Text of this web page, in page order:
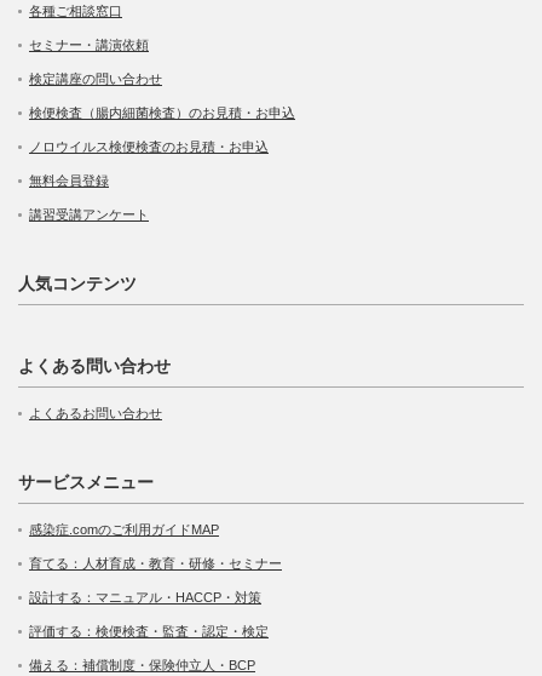
各種ご相談窓口
セミナー・講演依頼
検定講座の問い合わせ
検便検査（腸内細菌検査）のお見積・お申込
ノロウイルス検便検査のお見積・お申込
無料会員登録
講習受講アンケート
人気コンテンツ
よくある問い合わせ
よくあるお問い合わせ
サービスメニュー
感染症.comのご利用ガイドMAP
育てる：人材育成・教育・研修・セミナー
設計する：マニュアル・HACCP・対策
評価する：検便検査・監査・認定・検定
備える：補償制度・保険仲立人・BCP